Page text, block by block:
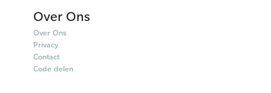
Over Ons
Over Ons
Privacy
Contact
Code delen